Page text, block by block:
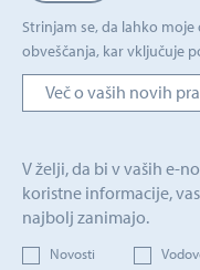
Strinjam se, da lahko
obveščanja, kar vključuje
Več o vaših novih
V želji, da bi v vaših e-
koristne informacije,
najbolj zanimajo.
Novosti